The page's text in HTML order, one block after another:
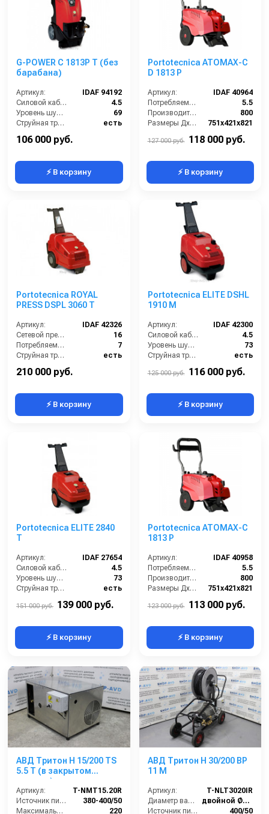
G-POWER C 1813P T (без
барабана)
Артикул:
IDAF 94192
Силовой кабель (м):
4.5
Уровень шума (дБ):
69
Струйная трубка (копьё):
есть
106 000 руб.
⚡ В корзину
Portotecnica ATOMAX-C
D 1813 P
Артикул:
IDAF 40964
Потребляемая мощность (Вт):
5.5
Производительность (л/ч):
800
Размеры ДхШхВ (мм):
751х421х821
127 000 руб. 118 000 руб.
⚡ В корзину
Portotecnica ROYAL
PRESS DSPL 3060 T
Артикул:
IDAF 42326
Сетевой предохранитель (А):
16
Потребляемая мощность (Вт):
7
Струйная трубка (копьё):
есть
210 000 руб.
⚡ В корзину
Portotecnica ELITE DSHL
1910 M
Артикул:
IDAF 42300
Силовой кабель (м):
4.5
Уровень шума (дБ):
73
Струйная трубка (копьё):
есть
125 000 руб. 116 000 руб.
⚡ В корзину
Portotecnica ELITE 2840
T
Артикул:
IDAF 27654
Силовой кабель (м):
4.5
Уровень шума (дБ):
73
Струйная трубка (копьё):
есть
151 000 руб. 139 000 руб.
⚡ В корзину
Portotecnica ATOMAX-C
1813 P
Артикул:
IDAF 40958
Потребляемая мощность (Вт):
5.5
Производительность (л/ч):
800
Размеры ДхШхВ (мм):
751х421х821
123 000 руб. 113 000 руб.
⚡ В корзину
АВД Тритон H 15/200 TS
5.5 T (в закрытом
корпусе)
Артикул:
T-NMT15.20R
Источник питания (~/В/Гц):
380-400/50
Максимальное давление (бар):
220
АВД Тритон H 30/200 BP
11 M
Артикул:
T-NLT3020IR
Диаметр вала (мм):
двойной Ø24 мм
Источник питания (~/В/Гц):
400/50